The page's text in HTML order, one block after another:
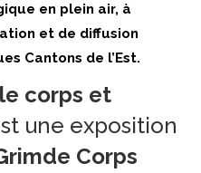
en plein air, à
et de diffusion
Cantons de l’Est.
corps et
une exposition
Corps